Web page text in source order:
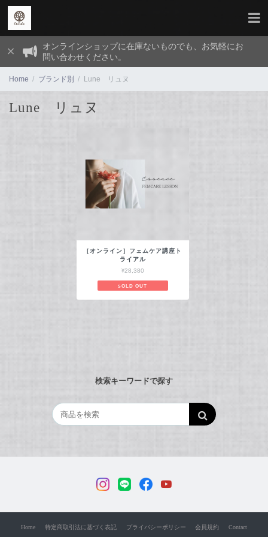
オンラインショップに在庫ないものでも、お気軽にお
問い合わせください。
Home ブランド別 Lune リュヌ
Lune リュヌ
［オンライン］フェムケア講座ト
ライアル
¥28,380
SOLD OUT
検索キーワードで探す
Home 特定商取引法に基づく表記 プライバシーポリシー 会員規約 Contact